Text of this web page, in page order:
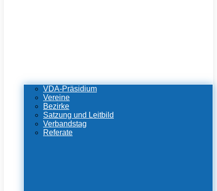
VDA-Präsidium
Vereine
Bezirke
Satzung und Leitbild
Verbandstag
Referate